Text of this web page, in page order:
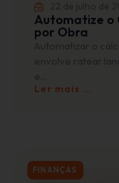
Automatize o
por Obra
Ler mais ...
FINANÇAS